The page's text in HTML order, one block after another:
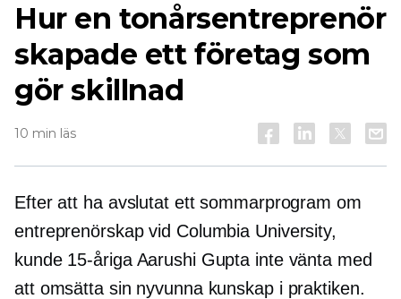
Hur en tonårsentreprenör
skapade ett företag som
gör skillnad
10 min läs
Efter att ha avslutat ett sommarprogram om
entreprenörskap vid Columbia University,
kunde 15-åriga Aarushi Gupta inte vänta med
att omsätta sin nyvunna kunskap i praktiken.